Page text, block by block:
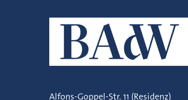
Alfons-Goppel-Str. 11 (Residenz)